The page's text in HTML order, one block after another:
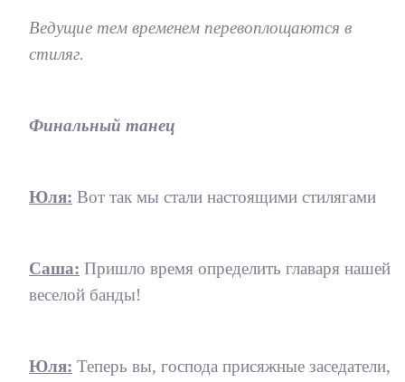
Ведущие тем временем перевоплощаются в
стиляг.
Финальный танец
Юля: Вот так мы стали настоящими стилягами
Саша: Пришло время определить главаря нашей
веселой банды!
Юля: Теперь вы, господа присяжные заседатели,